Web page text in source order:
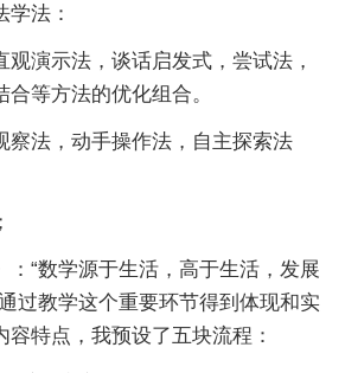
法：
观演示法，谈话启发式，尝试法，
等方法的优化组合。
察法，动手操作法，自主探索法
：“数学源于生活，高于生活，发展
过教学这个重要环节得到体现和实
特点，我预设了五块流程：